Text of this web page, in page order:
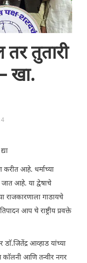
तुतारी
खा.
करीत आहे. धर्माच्या
जात आहे. या द्वेषाचे
गाडायचे
आप चे राष्ट्रीय प्रवक्ते
आव्हाड यांच्या
काॅलनी आणि तन्वीर नगर